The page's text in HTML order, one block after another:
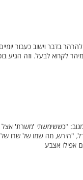
בדבר וישוב כעבור
לקרוא לבעל. וזה הגיע
"כששימשתי 'משרת'
"הירש, מה שמו של שרו של
אפילו אצבע